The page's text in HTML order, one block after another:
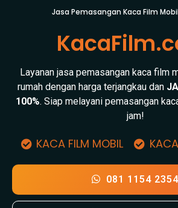
Jasa Pemasangan Kaca Film
Layanan jasa pemasangan kaca film
rumah dengan harga terjangkau dan
100%. Siap melayani pemasangan
jam!
KACA FILM MOBIL
081 1154 2354